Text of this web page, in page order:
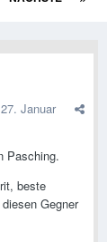
27. Januar
Pasching.
beste
Gegner